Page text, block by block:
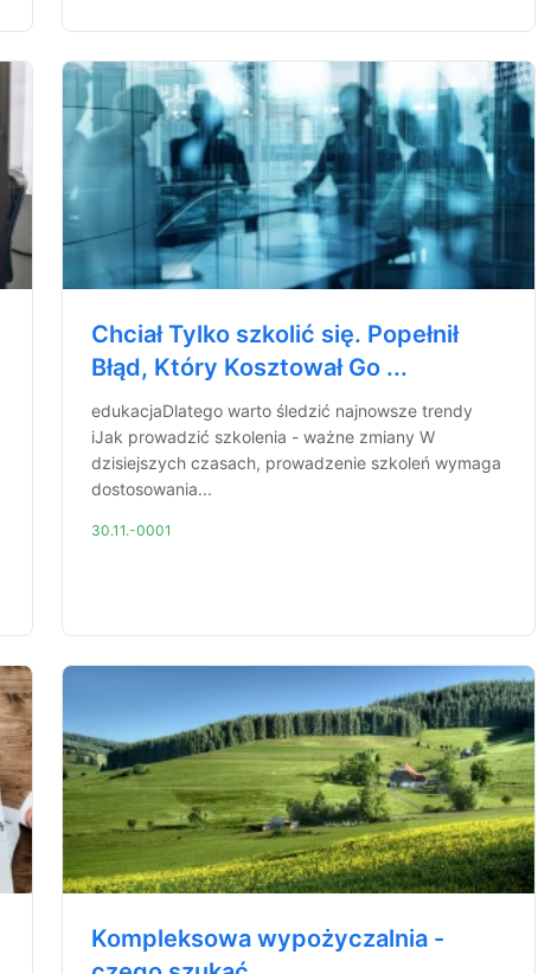
Chciał Tylko szkolić się. Popełnił
Błąd, Który Kosztował Go ...
edukacjaDlatego warto śledzić najnowsze trendy
iJak prowadzić szkolenia - ważne zmiany W
dzisiejszych czasach, prowadzenie szkoleń wymaga
dostosowania...
30.11.-0001
Kompleksowa wypożyczalnia -